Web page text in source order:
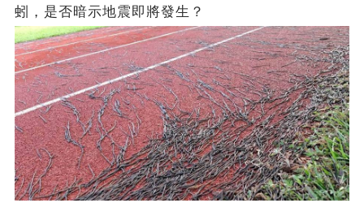
蚓，是否暗示地震即將發生？